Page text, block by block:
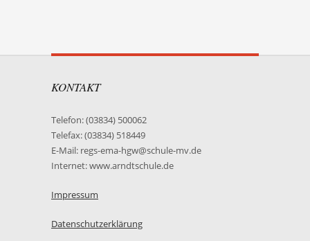
KONTAKT
Telefon: (03834) 500062
Telefax: (03834) 518449
E-Mail: regs-ema-hgw@schule-mv.de
Internet: www.arndtschule.de
Impressum
Datenschutzerklärung